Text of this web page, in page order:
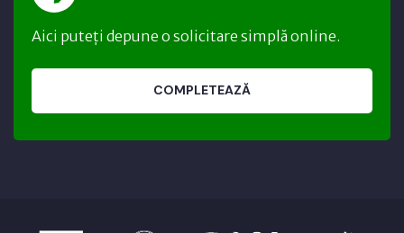
Aici puteți depune o solicitare simplă online.
COMPLETEAZĂ